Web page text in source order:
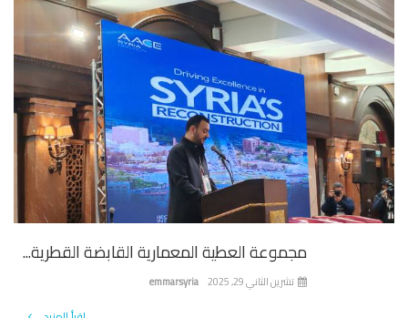
مجموعة العطية المعمارية القابضة القطرية...
emmarsyria تشرين الثاني 29, 2025